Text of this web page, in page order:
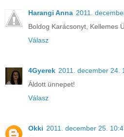
Harangi Anna 2011.
Boldog Karácsonyt, Kellemes
Válasz
4Gyerek 2011. december 24.
Áldott ünnepet!
Válasz
Okki 2011. december 25.